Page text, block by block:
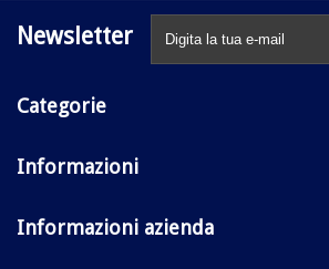
Newsletter
Categorie
Informazioni
Informazioni azienda